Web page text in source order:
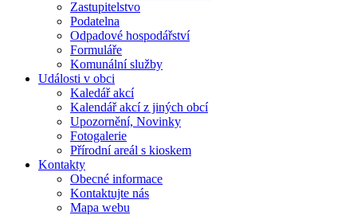
Zastupitelstvo
Podatelna
Odpadové hospodářství
Formuláře
Komunální služby
Události v obci
Kaledář akcí
Kalendář akcí z jiných obcí
Upozornění, Novinky
Fotogalerie
Přírodní areál s kioskem
Kontakty
Obecné informace
Kontaktujte nás
Mapa webu